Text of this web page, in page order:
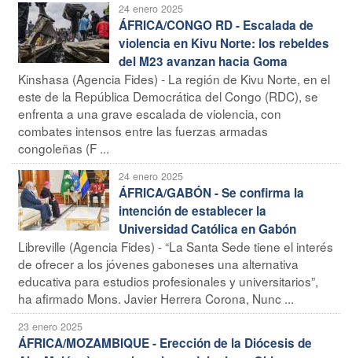
24 enero 2025
ÁFRICA/CONGO RD - Escalada de
violencia en Kivu Norte: los rebeldes
del M23 avanzan hacia Goma
Kinshasa (Agencia Fides) - La región de Kivu Norte, en el
este de la República Democrática del Congo (RDC), se
enfrenta a una grave escalada de violencia, con
combates intensos entre las fuerzas armadas
congoleñas (F ...
24 enero 2025
ÁFRICA/GABÓN - Se confirma la
intención de establecer la
Universidad Católica en Gabón
Libreville (Agencia Fides) - “La Santa Sede tiene el interés
de ofrecer a los jóvenes gaboneses una alternativa
educativa para estudios profesionales y universitarios”,
ha afirmado Mons. Javier Herrera Corona, Nunc ...
23 enero 2025
ÁFRICA/MOZAMBIQUE - Erección de la Diócesis de